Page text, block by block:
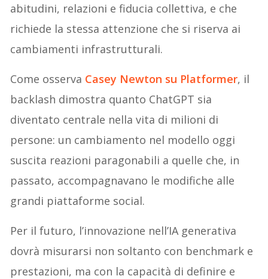
abitudini, relazioni e fiducia collettiva, e che
richiede la stessa attenzione che si riserva ai
cambiamenti infrastrutturali.
Come osserva Casey Newton su Platformer, il
backlash dimostra quanto ChatGPT sia
diventato centrale nella vita di milioni di
persone: un cambiamento nel modello oggi
suscita reazioni paragonabili a quelle che, in
passato, accompagnavano le modifiche alle
grandi piattaforme social.
Per il futuro, l’innovazione nell’IA generativa
dovrà misurarsi non soltanto con benchmark e
prestazioni, ma con la capacità di definire e